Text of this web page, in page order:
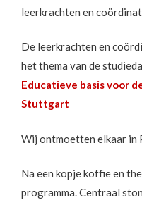
leerkrachten en
De leerkrachten en
het thema van de
Educatieve basis voor
Stuttgart
Wij ontmoetten elkaar in
Na een kopje koffie en
programma. Centraal